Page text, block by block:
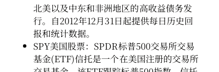
北美以及中东和非洲地区的高收益债务发
行。自2012年12月31日起提供每日历史回
报和统计数据。
SPY美国股票：SPDR标普500交易所交易
基金(ETF)信托是一个在美国注册的交易所